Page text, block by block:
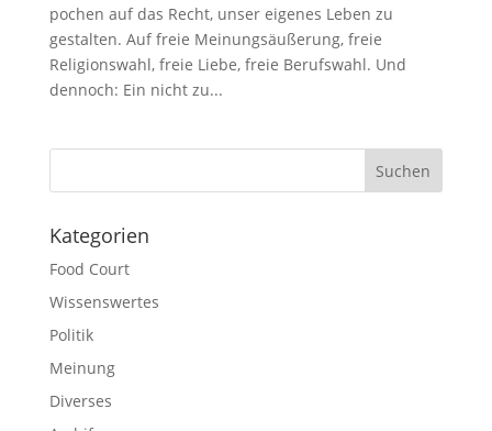
pochen auf das Recht, unser eigenes Leben zu
gestalten. Auf freie Meinungsäußerung, freie
Religionswahl, freie Liebe, freie Berufswahl. Und
dennoch: Ein nicht zu...
Suchen
Kategorien
Food Court
Wissenswertes
Politik
Meinung
Diverses